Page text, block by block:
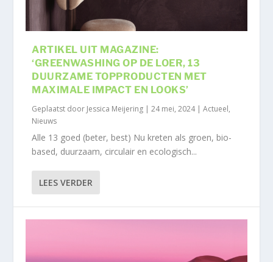
ARTIKEL UIT MAGAZINE:
‘GREENWASHING OP DE LOER, 13
DUURZAME TOPPRODUCTEN MET
MAXIMALE IMPACT EN LOOKS’
Geplaatst door Jessica Meijering |24 mei, 2024|Actueel,
Nieuws
Alle 13 goed (beter, best) Nu kreten als groen, bio-
based, duurzaam, circulair en ecologisch...
LEES VERDER